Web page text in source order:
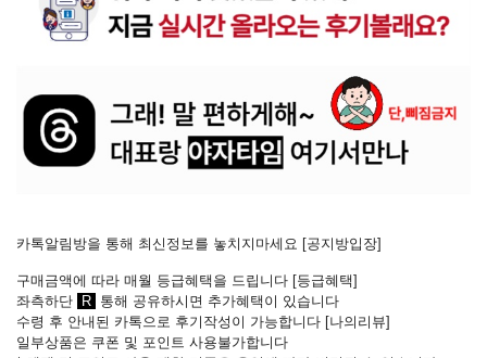
카톡알림방을 통해 최신정보를 놓치지마세요 [공지방입장]
구매금액에 따라 매월 등급혜택을 드립니다 [등급혜택]
좌측하단
R 통해 공유하시면 추가혜택이 있습니다
수령 후 안내된 카톡으로 후기작성이 가능합니다 [나의리뷰]
일부상품은 쿠폰 및 포인트 사용불가합니다